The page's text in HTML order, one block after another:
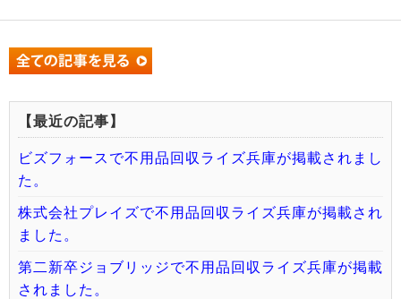
【最近の記事】
ビズフォースで不用品回収ライズ兵庫が掲載されまし
た。
株式会社プレイズで不用品回収ライズ兵庫が掲載され
ました。
第二新卒ジョブリッジで不用品回収ライズ兵庫が掲載
されました。